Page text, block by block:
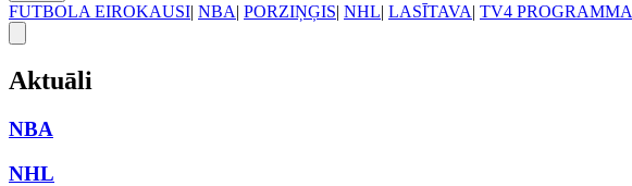
FUTBOLA EIROKAUSI| NBA| PORZIŅĢIS| NHL| LASĪTAVA| TV4 PROGRAMMA
Aktuāli
NBA
NHL